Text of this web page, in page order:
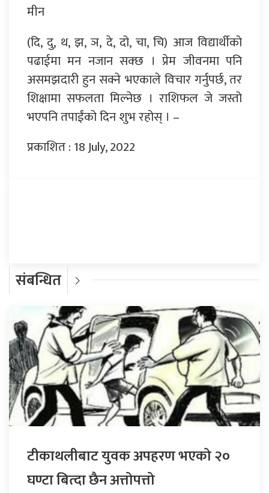
मीन
(दि, दु, थ, झ, ञ, दे, दो, चा, चि) आज विद्यार्थीको
पढाईमा मन नजान सक्छ । प्रेम जीवनमा पनि
असमझदारी हुन सक्ने भएकाले विचार गर्नुपर्छ, तर
शिक्षामा सफलता मिल्नेछ । राशिफल जे जस्तो
भएपनि तपाईंको दिन शुभ रहोस् । –
प्रकाशित : 18 July, 2022
संबन्धित
टीकाथलीबाट युवक अपहरण भएको २०
घण्टा बित्दा छैन अत्तोपत्तो